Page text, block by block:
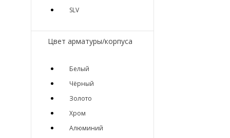
SLV
Цвет арматуры/корпуса
Белый
Чёрный
Золото
Хром
Алюминий